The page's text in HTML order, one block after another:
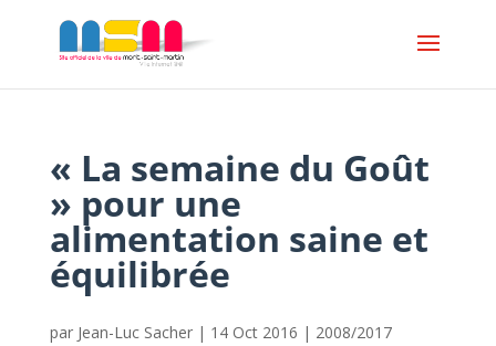
« La semaine du Goût
» pour une
alimentation saine et
équilibrée
par Jean-Luc Sacher| 14 Oct 2016 | 2008/2017